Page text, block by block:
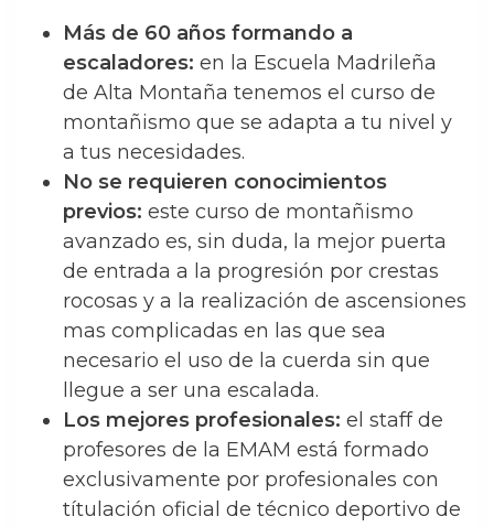
Más de 60 años formando a
escaladores: en la Escuela Madrileña
de Alta Montaña tenemos el curso de
montañismo que se adapta a tu nivel y
a tus necesidades.
No se requieren conocimientos
previos: este curso de montañismo
avanzado es, sin duda, la mejor puerta
de entrada a la progresión por crestas
rocosas y a la realización de ascensiones
mas complicadas en las que sea
necesario el uso de la cuerda sin que
llegue a ser una escalada.
Los mejores profesionales: el staff de
profesores de la EMAM está formado
exclusivamente por profesionales con
títulación oficial de técnico deportivo de